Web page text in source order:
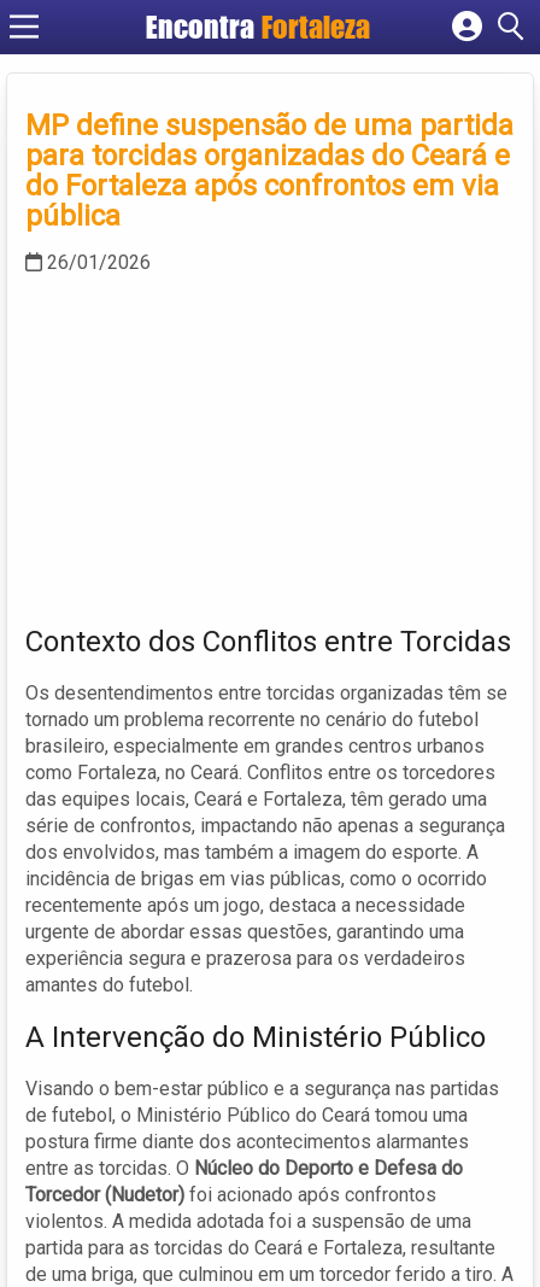
EncontraFortaleza
Cadastrar empresa
Criar conta
MP define suspensão de uma partida
para torcidas organizadas do Ceará e
do Fortaleza após confrontos em via
pública
26/01/2026
Contexto dos Conflitos entre Torcidas
Os desentendimentos entre torcidas organizadas têm se
tornado um problema recorrente no cenário do futebol
brasileiro, especialmente em grandes centros urbanos
como Fortaleza, no Ceará. Conflitos entre os torcedores
das equipes locais, Ceará e Fortaleza, têm gerado uma
série de confrontos, impactando não apenas a segurança
dos envolvidos, mas também a imagem do esporte. A
incidência de brigas em vias públicas, como o ocorrido
recentemente após um jogo, destaca a necessidade
urgente de abordar essas questões, garantindo uma
experiência segura e prazerosa para os verdadeiros
amantes do futebol.
A Intervenção do Ministério Público
Visando o bem-estar público e a segurança nas partidas
de futebol, o Ministério Público do Ceará tomou uma
postura firme diante dos acontecimentos alarmantes
entre as torcidas. O Núcleo do Deporto e Defesa do
Torcedor (Nudetor) foi acionado após confrontos
violentos. A medida adotada foi a suspensão de uma
partida para as torcidas do Ceará e Fortaleza, resultante
de uma briga, que culminou em um torcedor ferido a tiro. A